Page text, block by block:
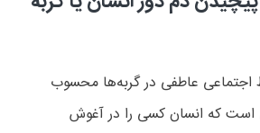
اجتماعی عاطفی در گربه‌ها محسوب
که انسان کسی را در آغوش